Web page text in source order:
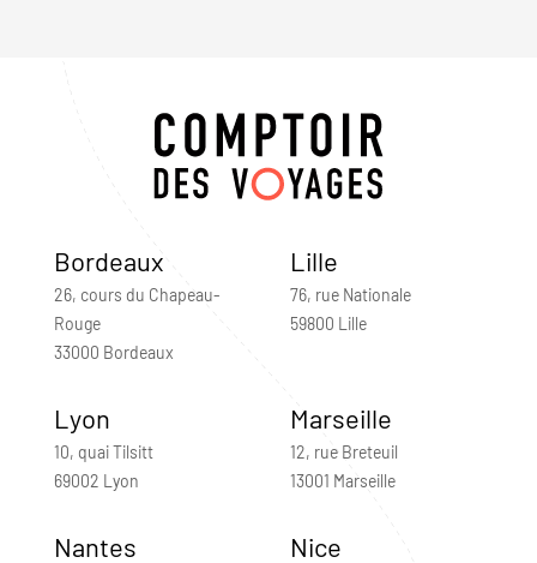
Bordeaux
26, cours du Chapeau-
Rouge
33000 Bordeaux
Lille
76, rue Nationale
59800 Lille
Lyon
10, quai Tilsitt
69002 Lyon
Marseille
12, rue Breteuil
13001 Marseille
Nantes Nice